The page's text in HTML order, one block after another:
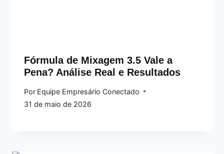
Fórmula de Mixagem 3.5 Vale a
Pena? Análise Real e Resultados
Por Equipe Empresário Conectado
31 de maio de 2026